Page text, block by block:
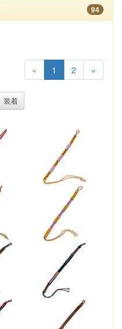
94
« 1 2 »
装着